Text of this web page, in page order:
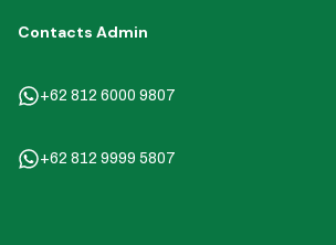
Contacts Admin
+62 812 6000 9807
+62 812 9999 5807